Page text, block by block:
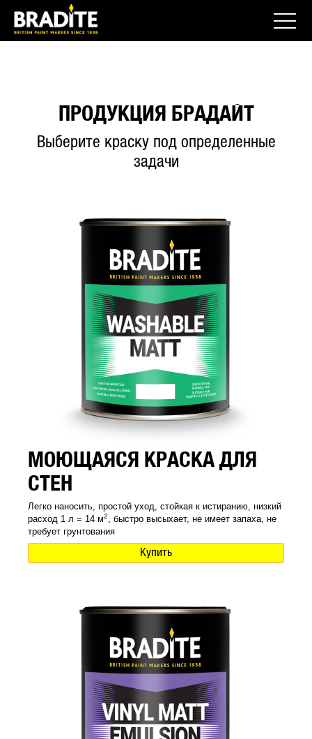
ПРОДУКЦИЯ БРАДАЙТ
Выберите краску под определенные
задачи
МОЮЩАЯСЯ КРАСКА ДЛЯ
СТЕН
Легко наносить, простой уход, стойкая к истиранию, низкий
расход 1 л = 14 м2
, быстро высыхает, не имеет запаха, не
требует грунтования
Купить